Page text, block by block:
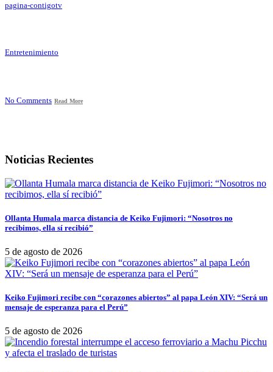
pagina-contigotv
Entretenimiento
No Comments Read More
Noticias Recientes
Ollanta Humala marca distancia de Keiko Fujimori: “Nosotros no
recibimos, ella sí recibió”
5 de agosto de 2026
Keiko Fujimori recibe con “corazones abiertos” al papa León XIV: “Será un
mensaje de esperanza para el Perú”
5 de agosto de 2026